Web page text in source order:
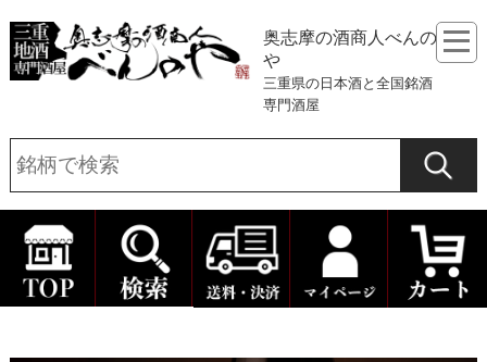
奥志摩の酒商人べんの
や
三重県の日本酒と全国銘酒
専門酒屋